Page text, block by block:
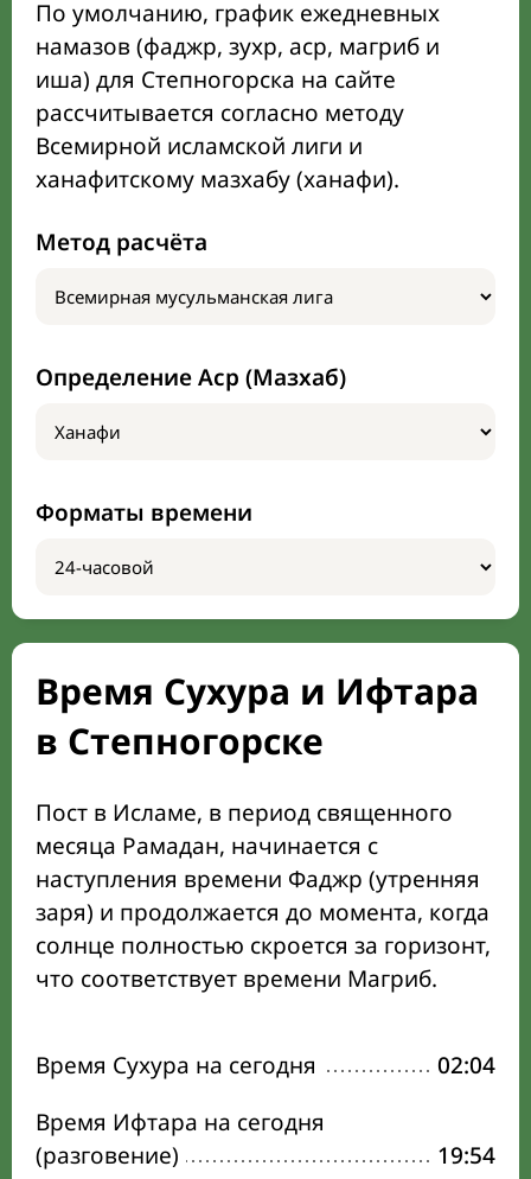
По умолчанию, график ежедневных
намазов (фаджр, зухр, аср, магриб и
иша) для Степногорска на сайте
рассчитывается согласно методу
Всемирной исламской лиги и
ханафитскому мазхабу (ханафи).
Метод расчёта
Определение Аср (Мазхаб)
Форматы времени
Время Сухура и Ифтара
в Степногорске
Пост в Исламе, в период священного
месяца Рамадан, начинается с
наступления времени Фаджр (утренняя
заря) и продолжается до момента, когда
солнце полностью скроется за горизонт,
что соответствует времени Магриб.
Время Сухура на сегодня
02:04
Время Ифтара на сегодня
(разговение)
19:54